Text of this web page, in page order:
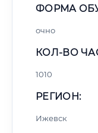
ФОРМА
очно
КОЛ-ВО
1010
РЕГИОН:
Ижевск